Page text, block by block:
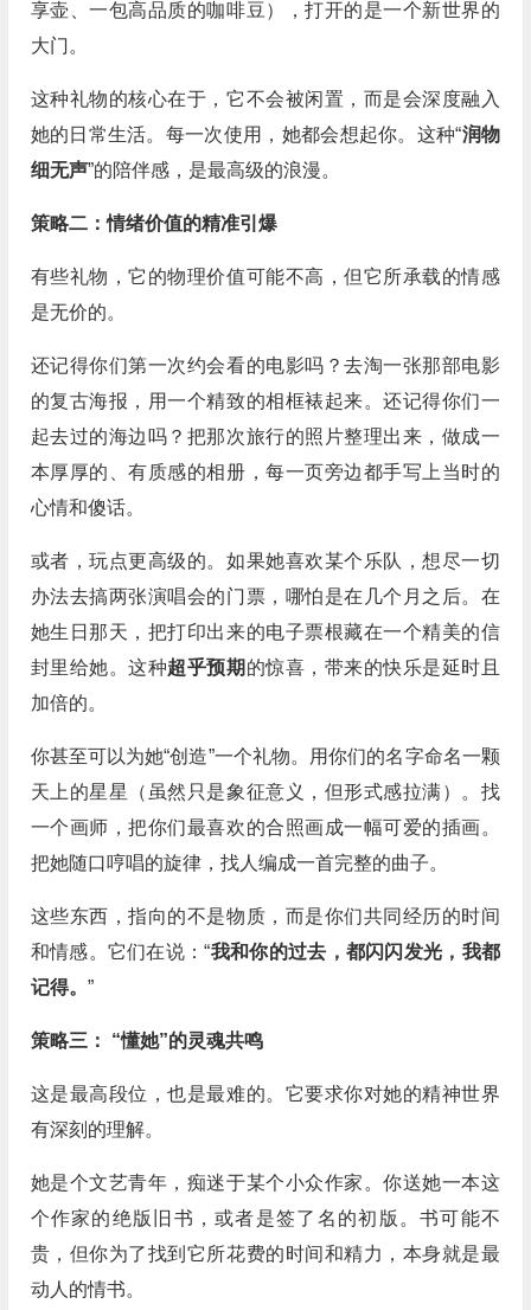
享壶、一包高品质的咖啡豆），打开的是一个新世界的
大门。
这种礼物的核心在于，它不会被闲置，而是会深度融入
她的日常生活。每一次使用，她都会想起你。这种“润物
细无声”的陪伴感，是最高级的浪漫。
策略二：情绪价值的精准引爆
有些礼物，它的物理价值可能不高，但它所承载的情感
是无价的。
还记得你们第一次约会看的电影吗？去淘一张那部电影
的复古海报，用一个精致的相框裱起来。还记得你们一
起去过的海边吗？把那次旅行的照片整理出来，做成一
本厚厚的、有质感的相册，每一页旁边都手写上当时的
心情和傻话。
或者，玩点更高级的。如果她喜欢某个乐队，想尽一切
办法去搞两张演唱会的门票，哪怕是在几个月之后。在
她生日那天，把打印出来的电子票根藏在一个精美的信
封里给她。这种超乎预期 的惊喜，带来的快乐是延时且
加倍的。
你甚至可以为她“创造”一个礼物。用你们的名字命名一颗
天上的星星（虽然只是象征意义，但形式感拉满）。找
一个画师，把你们最喜欢的合照画成一幅可爱的插画。
把她随口哼唱的旋律，找人编成一首完整的曲子。
这些东西，指向的不是物质，而是你们共同经历的时间
和情感。它们在说：“我和你的过去，都闪闪发光，我都
记得。 ”
策略三： “懂她”的灵魂共鸣
这是最高段位，也是最难的。它要求你对她的精神世界
有深刻的理解。
她是个文艺青年，痴迷于某个小众作家。你送她一本这
个作家的绝版旧书，或者是签了名的初版。书可能不
贵，但你为了找到它所花费的时间和精力，本身就是最
动人的情书。